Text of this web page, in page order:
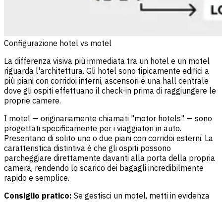
Configurazione hotel vs motel
La differenza visiva più immediata tra un hotel e un motel
riguarda l'architettura. Gli hotel sono tipicamente edifici a
più piani con corridoi interni, ascensori e una hall centrale
dove gli ospiti effettuano il check-in prima di raggiungere le
proprie camere.
I motel — originariamente chiamati "motor hotels" — sono
progettati specificamente per i viaggiatori in auto.
Presentano di solito uno o due piani con corridoi esterni. La
caratteristica distintiva è che gli ospiti possono
parcheggiare direttamente davanti alla porta della propria
camera, rendendo lo scarico dei bagagli incredibilmente
rapido e semplice.
Consiglio pratico: Se gestisci un motel, metti in evidenza